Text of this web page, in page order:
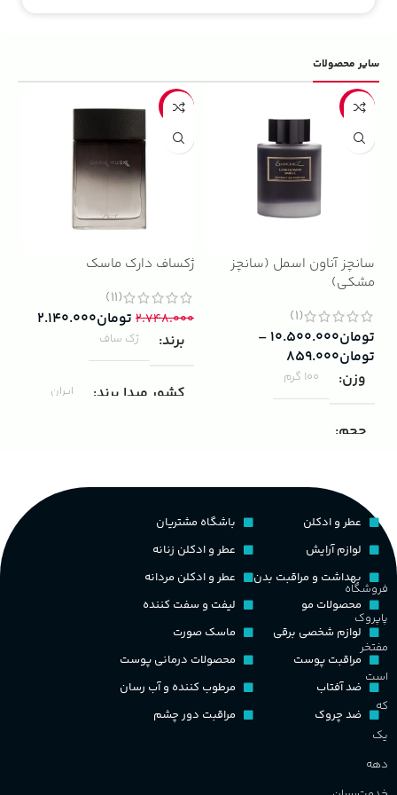
سایر محصولات
-13%
سانچز آناون اسمل (سانچز
مشکی)
(1)
تومان۱۰.۵۰۰.۰۰۰ –
تومان۸۵۹.۰۰۰
وزن
100 گرم
حجم
لیتر)
پخش بو
کشور مبدا برند
طبع گرم
-22%
ژکساف دارک ماسک
(11)
۲.۷۴۸.۰۰۰ تومان۲.۱۴۰.۰۰۰
برند
ژک ساف
کشور مبدا برند ایران
چوبی میوه‌ای مرکباتی
میوه‌ها و مرکبات، وانیل،
نت‌های چوبی
فروشگاه
پاپروک
مفتخر
است
که
یک
دهه
عطر و ادکلن
لوازم آرایش
بهداشت و مراقبت بدن
محصولات مو
لوازم شخصی برقی
مراقبت پوست
ضد آفتاب
ضد چروک
باشگاه مشتریان
عطر و ادکلن زنانه
عطر و ادکلن مردانه
لیفت و سفت کننده
ماسک صورت
محصولات درمانی پوست
مرطوب کننده و آب رسان
مراقبت دور چشم